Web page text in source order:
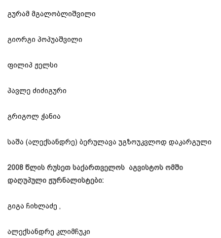
გურამ მგალობლიშვილი
გიორგი პოპუაშვილი
ფილიპ ჟელსი
პავლე ძიძიგური
გრიგოლ ჭანია
საშა (ალექსანდრე) ბერულავა უგზოუკვლოდ დაკარგული
2008 წლის რუსეთ საქართველოს აგვისტოს ომში
დაღუპული ჟურნალისტები:
გიგა ჩიხლაძე ,
ალექსანდრე კლიმჩუკი